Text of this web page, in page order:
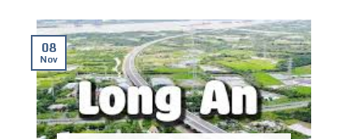
08
Nov